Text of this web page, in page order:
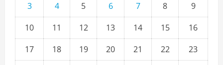
3
4 5 6 7 8
9
10
11 12 13 14 15
16
17
18 19 20 21 22
23